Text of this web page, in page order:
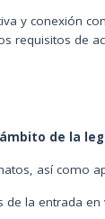
y conexión
requisitos de
de la
así como
la entrada en